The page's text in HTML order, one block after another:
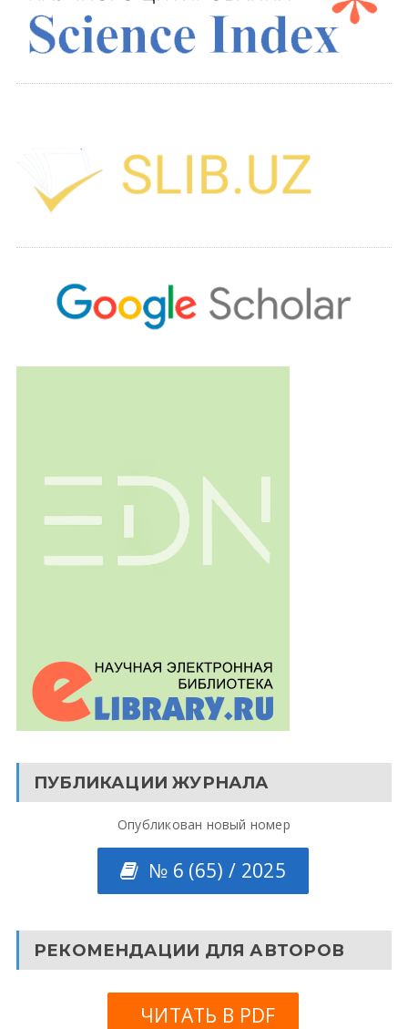
ПУБЛИКАЦИИ ЖУРНАЛА
Опубликован новый номер
№ 6 (65) / 2025
РЕКОМЕНДАЦИИ ДЛЯ АВТОРОВ
ЧИТАТЬ В PDF